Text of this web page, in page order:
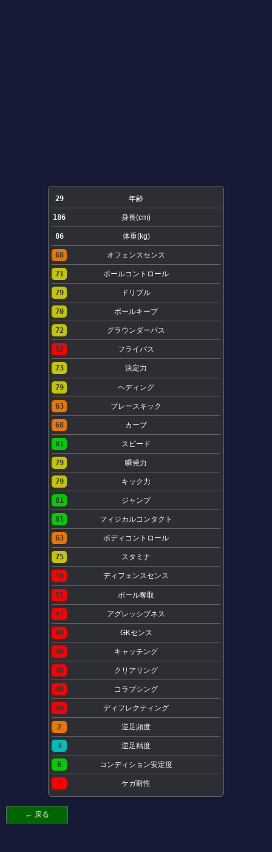
29 年齢
186 身長(cm)
86 体重(kg)
68 オフェンスセンス
71 ボールコントロール
79 ドリブル
70 ボールキープ
72 グラウンダーパス
52 フライパス
73 決定力
79 ヘディング
63 プレースキック
68 カーブ
81 スピード
79 瞬発力
79 キック力
81 ジャンプ
81 フィジカルコンタクト
63 ボディコントロール
75 スタミナ
50 ディフェンスセンス
51 ボール奪取
47 アグレッシブネス
40 GKセンス
40 キャッチング
40 クリアリング
40 コラプシング
40 ディフレクティング
2 逆足頻度
3 逆足精度
6 コンディション安定度
1 ケガ耐性
← 戻る